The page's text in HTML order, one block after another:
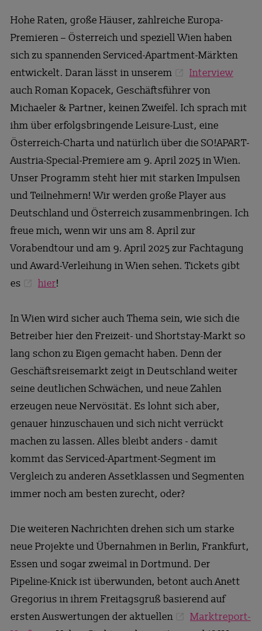
Hohe Raten, große Häuser, zahlreiche Europa-
Premieren – Österreich und speziell Wien haben
sich zu spannenden Serviced-Apartment-Märkten
entwickelt. Daran lässt in unserem
Interview
auch Roman Kopacek, Geschäftsführer von
Michaeler & Partner, keinen Zweifel. Ich sprach mit
ihm über erfolgsbringende Leisure-Lust, eine
Österreich-Charta und natürlich über die SO!APART-
Austria-Special-Premiere am 9. April 2025 in Wien.
Unser Programm steht hier mit starken Impulsen
und Teilnehmern! Wir werden große Player aus
Deutschland und Österreich zusammenbringen. Ich
freue mich, wenn wir uns am 8. April zur
Vorabendtour und am 9. April 2025 zur Fachtagung
und Award-Verleihung in Wien sehen. Tickets gibt
es
hier!
In Wien wird sicher auch Thema sein, wie sich die
Betreiber hier den Freizeit- und Shortstay-Markt so
lang schon zu Eigen gemacht haben. Denn der
Geschäftsreisemarkt zeigt in Deutschland weiter
seine deutlichen Schwächen, und neue Zahlen
erzeugen neue Nervösität. Es lohnt sich aber,
genauer hinzuschauen und sich nicht verrückt
machen zu lassen. Alles bleibt anders - damit
kommt das Serviced-Apartment-Segment im
Vergleich zu anderen Assetklassen und Segmenten
immer noch am besten zurecht, oder?
Die weiteren Nachrichten drehen sich um starke
neue Projekte und Übernahmen in Berlin, Frankfurt,
Essen und sogar zweimal in Dortmund. Der
Pipeline-Knick ist überwunden, betont auch Anett
Gregorius in ihrem Freitagsgruß basierend auf
ersten Auswertungen der aktuellen
Marktreport-